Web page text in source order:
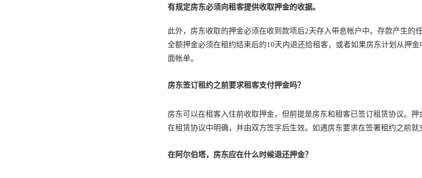
有规定房东必须向租客提供收取押金的收据。
此外，房东收取的押金必须在收到款项后2天存入带息帐户中。存款产生的
全额押金必须在租约结束后的10天内退还给租客，或者如果房东计划从押
面帐单。
房东签订租约之前要求租客支付押金吗？
房东可以在租客入住前收取押金，但前提是房东和租客已签订租赁协议。
在租赁协议中明确，并由双方签字后生效。如遇房东要求在签署租约之前就
在阿尔伯塔，房东应在什么时候退还押金？